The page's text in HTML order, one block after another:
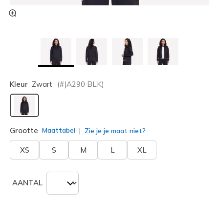
Kleur Zwart (#JA290 BLK)
geselecteerd
Grootte Maattabel Zie je je maat niet?
XS S M L XL
AANTAL